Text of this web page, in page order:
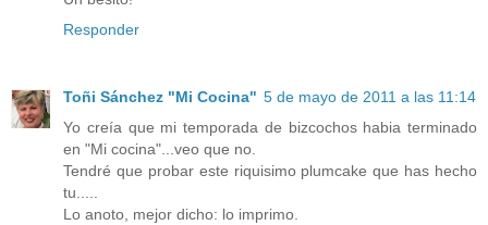
Responder
Toñi Sánchez "Mi Cocina" 5 de mayo de 2011 a las 11:14
Yo creía que mi temporada de bizcochos habia terminado
en "Mi cocina"...veo que no.
Tendré que probar este riquisimo plumcake que has hecho
tu.....
Lo anoto, mejor dicho: lo imprimo.